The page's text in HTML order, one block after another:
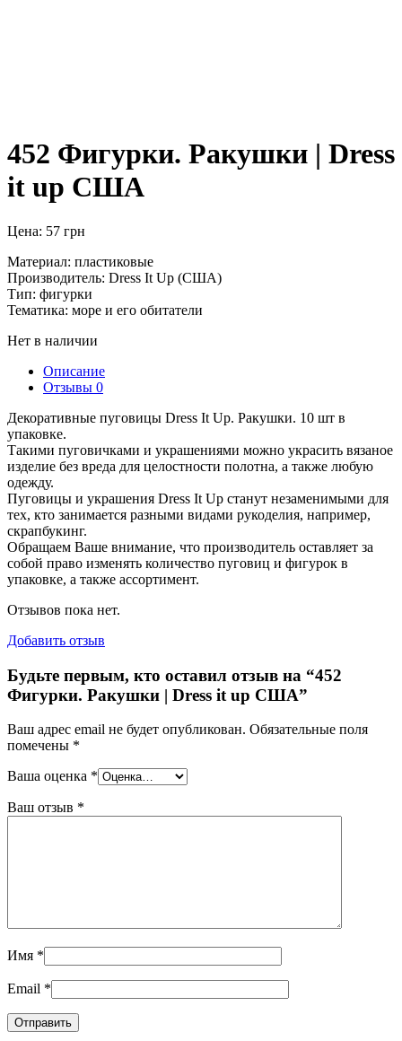
452 Фигурки. Ракушки | Dress
it up США
Цена: 57 грн
Материал: пластиковые
Производитель: Dress It Up (США)
Тип: фигурки
Тематика: море и его обитатели
Нет в наличии
Описание
Отзывы 0
Декоративные пуговицы Dress It Up. Ракушки. 10 шт в
упаковке.
Такими пуговичками и украшениями можно украсить вязаное
изделие без вреда для целостности полотна, а также любую
одежду.
Пуговицы и украшения Dress It Up станут незаменимыми для
тех, кто занимается разными видами рукоделия, например,
скрапбукинг.
Обращаем Ваше внимание, что производитель оставляет за
собой право изменять количество пуговиц и фигурок в
упаковке, а также ассортимент.
Отзывов пока нет.
Добавить отзыв
Будьте первым, кто оставил отзыв на “452
Фигурки. Ракушки | Dress it up США”
Ваш адрес email не будет опубликован. Обязательные поля
помечены *
Ваша оценка *
Ваш отзыв *
Имя *
Email *